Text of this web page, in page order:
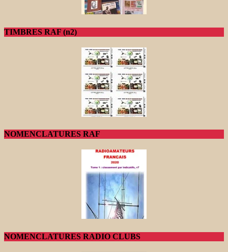
TIMBRES RAF (n2)
NOMENCLATURES RAF
NOMENCLATURES RADIO CLUBS